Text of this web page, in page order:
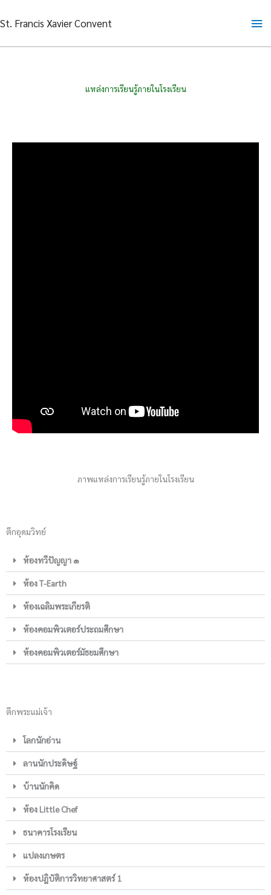
to
St. Francis Xavier Convent
แหล่งการเรียนรู้ภายในโรงเรียน
ภาพแหล่งการเรียนรู้ภายในโรงเรียน
ตึกอุดมวิทย์
ห้องทวีปัญญา ๑
ห้อง T-Earth
ห้องเฉลิมพระเกียรติ
ห้องคอมพิวเตอร์ประถมศึกษา
ห้องคอมพิวเตอร์มัธยมศึกษา
ตึกพระแม่เจ้า
โลกนักอ่าน
ลานนักประดิษฐ์
บ้านนักคิด
ห้อง Little Chef
ธนาคารโรงเรียน
แปลงเกษตร
ห้องปฎิบัติการวิทยาศาสตร์ 1